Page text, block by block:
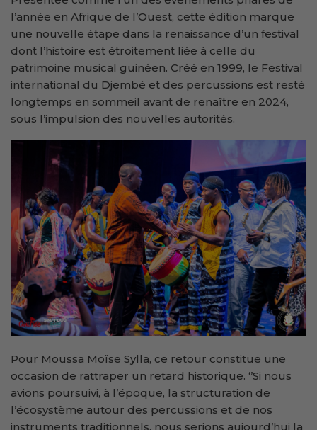
l’année en Afrique de l’Ouest, cette édition marque
une nouvelle étape dans la renaissance d’un festival
dont l’histoire est étroitement liée à celle du
patrimoine musical guinéen. Créé en 1999, le Festival
international du Djembé et des percussions est resté
longtemps en sommeil avant de renaître en 2024,
sous l’impulsion des nouvelles autorités.
Pour Moussa Moïse Sylla, ce retour constitue une
occasion de rattraper un retard historique. ‘’Si nous
avions poursuivi, à l’époque, la structuration de
l’écosystème autour des percussions et de nos
instruments traditionnels, nous serions aujourd’hui la